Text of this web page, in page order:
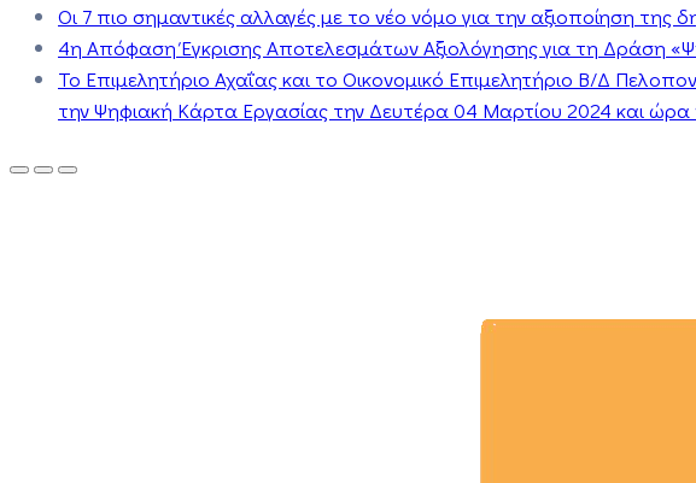
Οι 7 πιο σημαντικές αλλαγές με το νέο νόμο για την αξιοποίηση της
4η Απόφαση Έγκρισης Αποτελεσμάτων Αξιολόγησης για τη Δράση
Το Επιμελητήριο Αχαΐας και το Οικονομικό Επιμελητήριο Β/Δ
την Ψηφιακή Κάρτα Εργασίας την Δευτέρα 04 Μαρτίου 2024 και ώρα